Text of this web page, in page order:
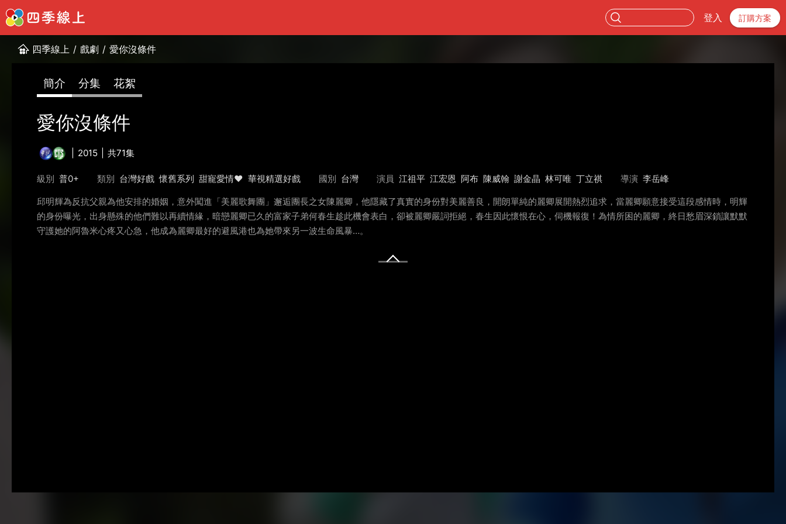
登入 訂購方案
四季線上 / 戲劇 / 愛你沒條件
簡介 分集 花絮
愛你沒條件
2015 共71集
級別 普0+ 類別 台灣好戲 懷舊系列 甜寵愛情❤️ 華視精選好戲 國別 台灣 演員 江祖平 江宏恩 阿布 陳威翰 謝金晶 林可唯 丁立祺 導演 李岳峰
邱明輝為反抗父親為他安排的婚姻，意外闖進「美麗歌舞團」邂逅團長之女陳麗卿，他隱藏了真實的身份對美麗善良，開朗單純的麗卿展開熱烈追求，當麗卿願意接受這段感情時，明輝
的身份曝光，出身懸殊的他們難以再續情緣，暗戀麗卿已久的富家子弟何春生趁此機會表白，卻被麗卿嚴詞拒絕，春生因此懷恨在心，伺機報復！為情所困的麗卿，終日愁眉深鎖讓默默
守護她的阿魯米心疼又心急，他成為麗卿最好的避風港也為她帶來另一波生命風暴…。